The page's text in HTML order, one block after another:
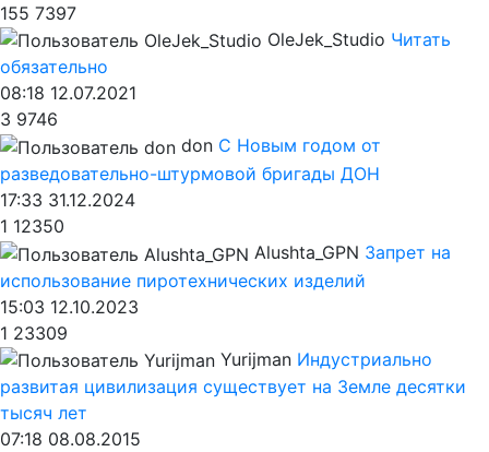
155 7397
OleJek_Studio Читать
обязательно
08:18 12.07.2021
3 9746
don С Новым годом от
разведовательно-штурмовой бригады ДОН
17:33 31.12.2024
1 12350
Alushta_GPN Запрет на
использование пиротехнических изделий
15:03 12.10.2023
1 23309
Yurijman Индустриально
развитая цивилизация существует на Земле десятки
тысяч лет
07:18 08.08.2015